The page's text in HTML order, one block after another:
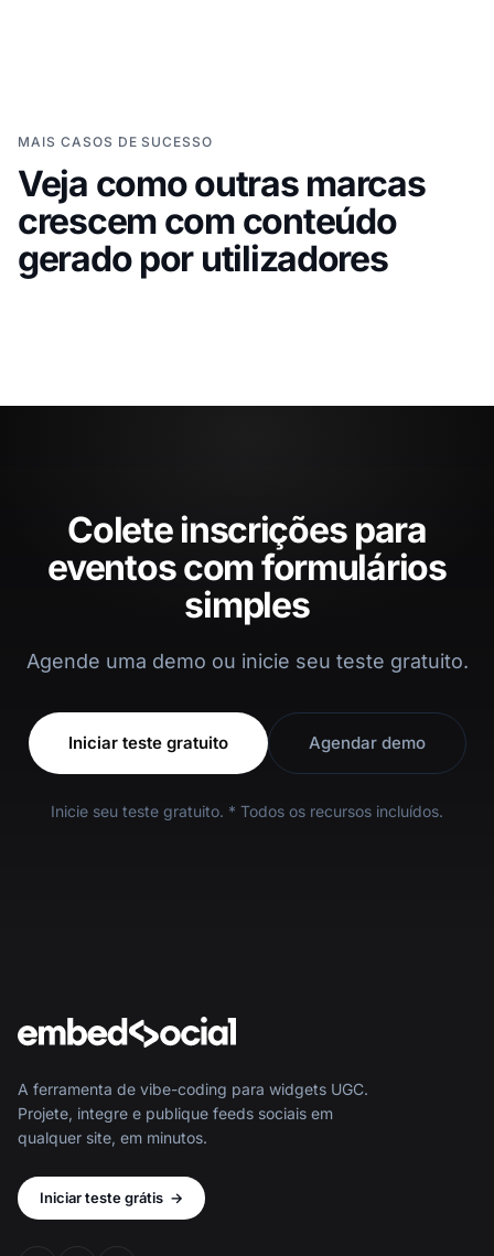
MAIS CASOS DE SUCESSO
Veja como outras marcas
crescem com conteúdo
gerado por utilizadores
Grace Loves Lace
Levar histórias de clientes
para a jornada de compra de
noivas
Colete inscrições para
eventos com formulários
simples
Agende uma demo ou inicie seu teste gratuito.
Iniciar teste gratuito Agendar demo
Inicie seu teste gratuito. * Todos os recursos incluídos.
A ferramenta de vibe-coding para widgets UGC.
Projete, integre e publique feeds sociais em
qualquer site, em minutos.
Iniciar teste grátis →